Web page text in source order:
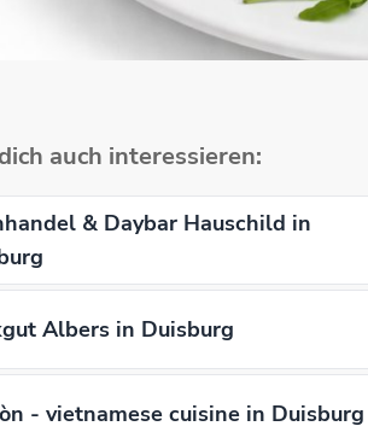
auch interessieren:
& Daybar Hauschild in
Albers in Duisburg
- vietnamese cuisine in Duisburg